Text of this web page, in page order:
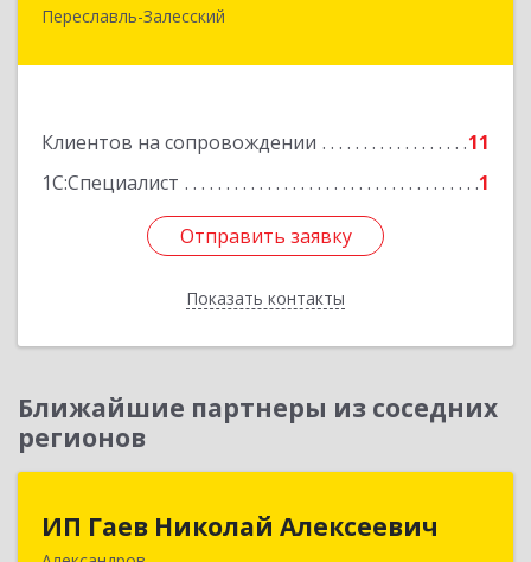
Переславль-Залесский
Клиентов на сопровождении
11
1С:Специалист
1
Отправить заявку
Показать контакты
152025, Ярославская обл, Переславль-
Отправить заявку
Назад
Ближайшие партнеры из соседних
регионов
ИП Гаев Николай Алексеевич
ИП Гаев Николай Алексеевич